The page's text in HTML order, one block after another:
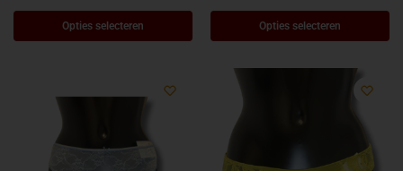
Opties selecteren Opties selecteren